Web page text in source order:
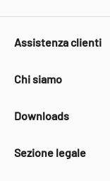
Assistenza clienti
Chi siamo
Downloads
Sezione legale